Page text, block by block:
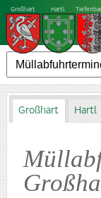
Großhart Hartl
Großhart Hartl